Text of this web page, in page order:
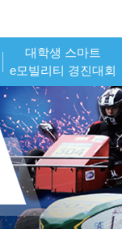
대학생 스마트
e모빌리티 경진대회
대회개요
대회일정
참가신청
시상내역
참가팀 엔트리